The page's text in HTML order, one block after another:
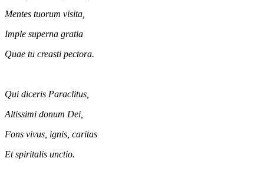
Mentes tuorum visita,
Imple superna gratia
Quae tu creasti pectora.
Qui diceris Paraclitus,
Altissimi donum Dei,
Fons vivus, ignis, caritas
Et spiritalis unctio.